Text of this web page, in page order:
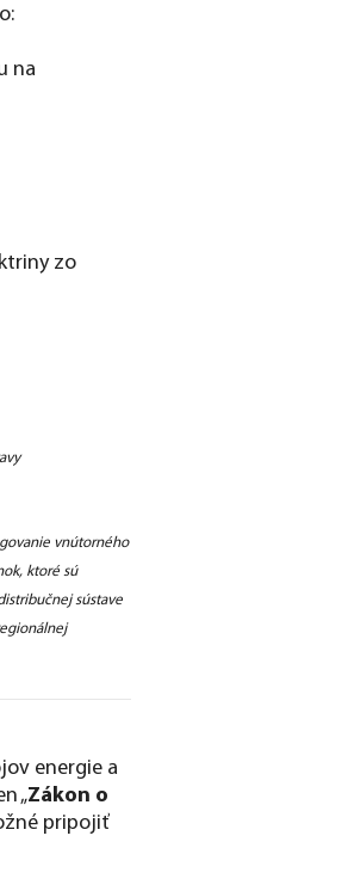
na
zo
vnútorného
ktoré sú
sústave
energie a
„Zákon o
pripojiť